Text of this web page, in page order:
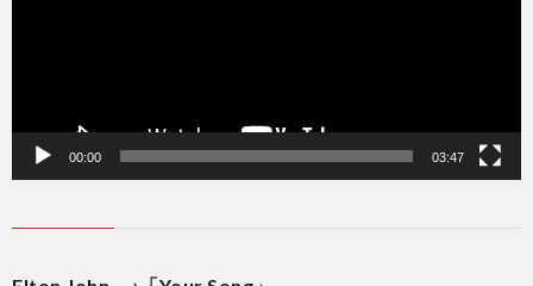
00:00 03:47